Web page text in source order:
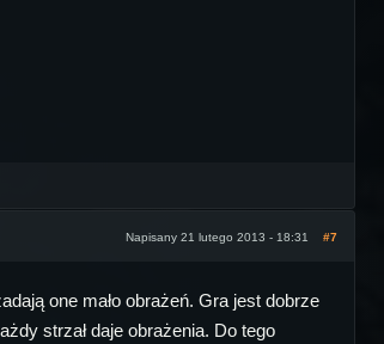
Napisany 21 lutego 2013 - 18:31 #7
one mało obrażeń. Gra jest dobrze
strzał daje obrażenia. Do tego